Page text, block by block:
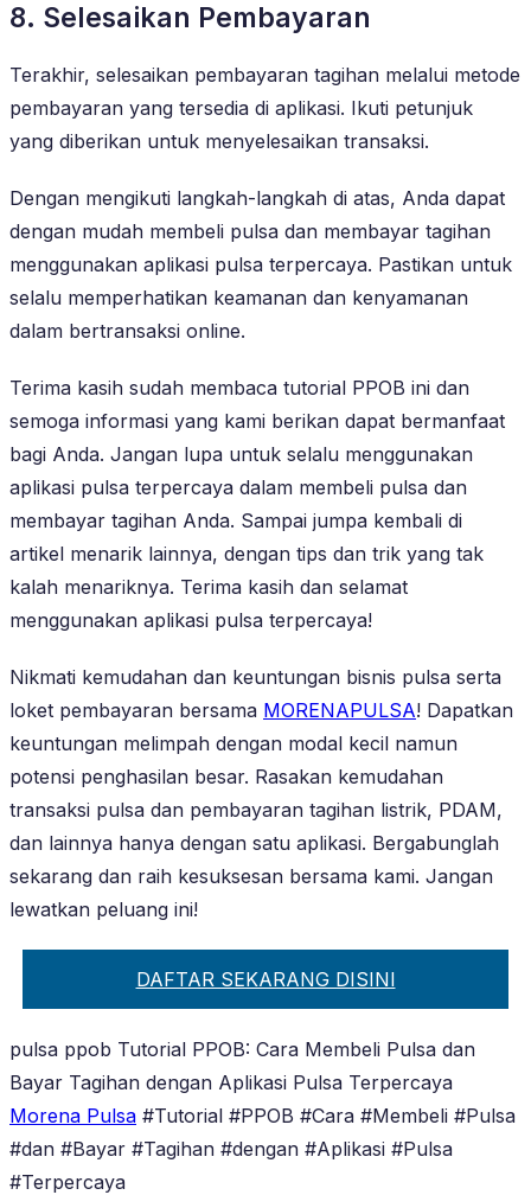
8. Selesaikan Pembayaran
Terakhir, selesaikan pembayaran tagihan melalui metode
pembayaran yang tersedia di aplikasi. Ikuti petunjuk
yang diberikan untuk menyelesaikan transaksi.
Dengan mengikuti langkah-langkah di atas, Anda dapat
dengan mudah membeli pulsa dan membayar tagihan
menggunakan aplikasi pulsa terpercaya. Pastikan untuk
selalu memperhatikan keamanan dan kenyamanan
dalam bertransaksi online.
Terima kasih sudah membaca tutorial PPOB ini dan
semoga informasi yang kami berikan dapat bermanfaat
bagi Anda. Jangan lupa untuk selalu menggunakan
aplikasi pulsa terpercaya dalam membeli pulsa dan
membayar tagihan Anda. Sampai jumpa kembali di
artikel menarik lainnya, dengan tips dan trik yang tak
kalah menariknya. Terima kasih dan selamat
menggunakan aplikasi pulsa terpercaya!
Nikmati kemudahan dan keuntungan bisnis pulsa serta
loket pembayaran bersama MORENAPULSA! Dapatkan
keuntungan melimpah dengan modal kecil namun
potensi penghasilan besar. Rasakan kemudahan
transaksi pulsa dan pembayaran tagihan listrik, PDAM,
dan lainnya hanya dengan satu aplikasi. Bergabunglah
sekarang dan raih kesuksesan bersama kami. Jangan
lewatkan peluang ini!
DAFTAR SEKARANG DISINI
pulsa ppob Tutorial PPOB: Cara Membeli Pulsa dan
Bayar Tagihan dengan Aplikasi Pulsa Terpercaya
Morena Pulsa #Tutorial #PPOB #Cara #Membeli #Pulsa
#dan #Bayar #Tagihan #dengan #Aplikasi #Pulsa
#Terpercaya